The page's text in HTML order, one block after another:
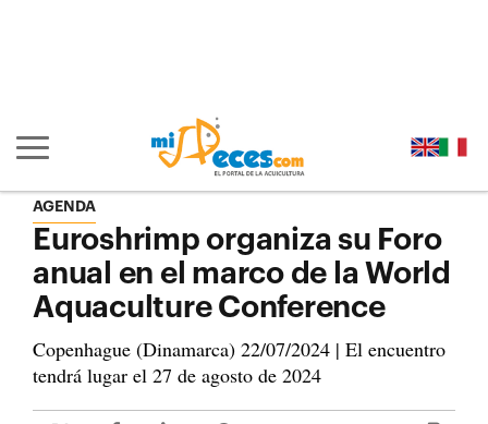
Mostrar/ocultar navegación principal
AGENDA
Euroshrimp organiza su Foro
anual en el marco de la World
Aquaculture Conference
Copenhague (Dinamarca) 22/07/2024 | El encuentro
tendrá lugar el 27 de agosto de 2024